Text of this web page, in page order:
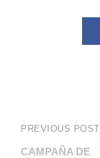
PREVIOUS POST
CAMPAÑA DE